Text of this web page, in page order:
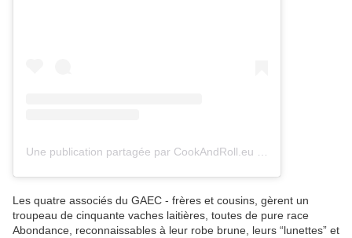
Une publication partagée par CookAndRoll.eu - Food blog (@gregcookandroll)
Les quatre associés du GAEC - frères et cousins, gèrent un
troupeau de cinquante vaches laitières, toutes de pure race
Abondance, reconnaissables à leur robe brune, leurs “lunettes” et